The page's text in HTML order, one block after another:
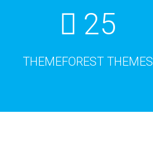
25
THEMEFOREST THEMES